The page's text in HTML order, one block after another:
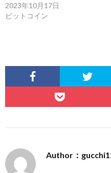
2023年10月17日
ビットコイン
Author：